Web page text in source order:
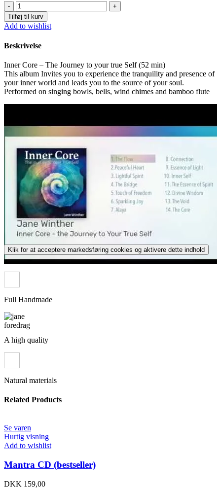
Inner
Core
(digital)
antal
Tilføj til kurv
Add to wishlist
Beskrivelse
Inner Core – The Journey to your true Self (52 min)
This album Invites you to experience the tranquility and presence of
your inner world and leads you to the source of your soul.
Performed on singing bowls, bells, wind chimes and bamboo flute
Klik for at acceptere markedsføring cookies og aktivere dette indhold
Full Handmade
A high quality
Natural materials
Related Products
Se varen
Hurtig visning
Add to wishlist
Mantra CD (bestseller)
DKK 159,00